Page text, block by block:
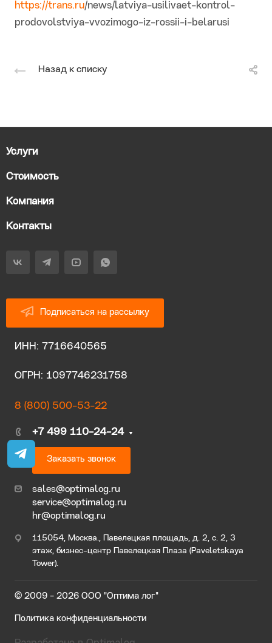
https://trans.ru/news/latviya-usilivaet-kontrol-
prodovolstviya-vvozimogo-iz-rossii-i-belarusi
Назад к списку
Услуги
Стоимость
Компания
Контакты
Подписаться на рассылку
ИНН: 7716640565
ОГРН: 1097746231758
8 (800) 500-53-22
+7 499 110-24-24
Заказать звонок
sales@optimalog.ru
service@optimalog.ru
hr@optimalog.ru
115054, Москва., Павелецкая площадь, д. 2, с. 2, 3
этаж, бизнес-центр Павелецкая Плаза (Paveletskaya
Tower).
© 2009 - 2026 ООО "Оптима лог"
Политика конфиденциальности